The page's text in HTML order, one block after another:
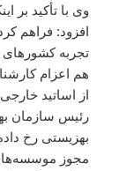
وی با تأکید بر
افزود: فراهم
تجربه
هم اعزام
از اساتید
رئیس سازمان
بهزیستی رخ
مجوز